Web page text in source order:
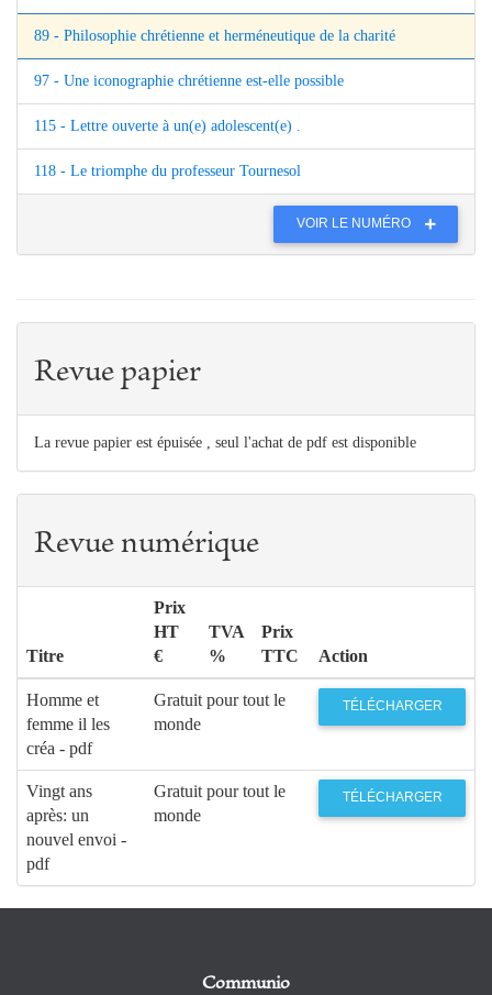
89 - Philosophie chrétienne et herméneutique de la charité
97 - Une iconographie chrétienne est-elle possible
115 - Lettre ouverte à un(e) adolescent(e) .
118 - Le triomphe du professeur Tournesol
VOIR LE NUMÉRO
Revue papier
La revue papier est épuisée , seul l'achat de pdf est disponible
Revue numérique
Titre
Prix
HT
€
TVA
%
Prix
TTC
Action
Homme et
femme il les
créa - pdf
Gratuit pour tout le
monde
TÉLÉCHARGER
Vingt ans
après: un
nouvel envoi -
pdf
Gratuit pour tout le
monde
TÉLÉCHARGER
Communio